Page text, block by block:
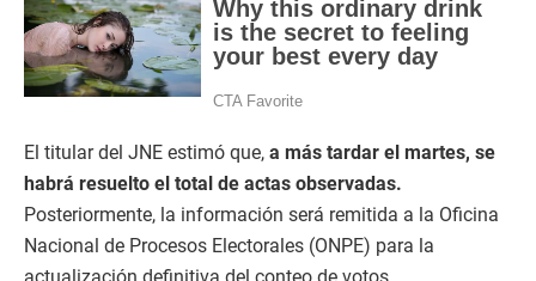
El titular del JNE estimó que, a más tardar el martes, se
habrá resuelto el total de actas observadas.
Posteriormente, la información será remitida a la Oficina
Nacional de Procesos Electorales (ONPE) para la